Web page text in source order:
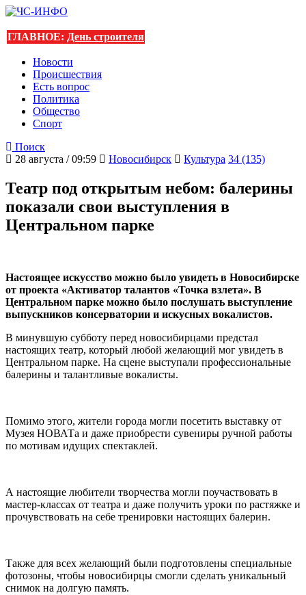
ГЛАВНОЕ: День строителя
Новости
Происшествия
Есть вопрос
Политика
Общество
Спорт
Поиск
28 августа / 09:59
Новосибирск Культура 34 (135)
Театр под открытым небом: балерины
показали свои выступления в
Центральном парке
Настоящее искусство можно было увидеть в Новосибирске
от проекта «Активатор талантов «Точка взлета». В
Центральном парке можно было послушать выступление
выпускников консерватории и искусных вокалистов.
В минувшую субботу перед новосибирцами предстал
настоящих театр, который любой желающий мог увидеть в
Центральном парке. На сцене выступали профессиональные
балерины и талантливые вокалисты.
Помимо этого, жители города могли посетить выставку от
Музея НОВАТа и даже приобрести сувениры ручной работы
по мотивам идущих спектаклей.
А настоящие любители творчества могли поучаствовать в
мастер-классах от театра и даже получить уроки по растяжке и
прочувствовать на себе тренировки настоящих балерин.
Также для всех желающий были подготовлены специальные
фотозоны, чтобы новосибирцы смогли сделать уникальный
снимок на долгую память.